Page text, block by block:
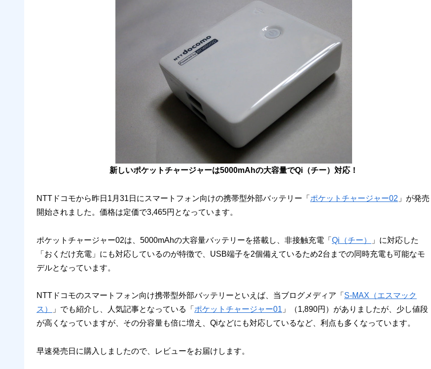
新しいポケットチャージャーは5000mAhの大容量でQi（チー）対応！
NTTドコモから昨日1月31日にスマートフォン向けの携帯型外部バッテリー「 ポケットチャージャー02 」が発売
開始されました。価格は定価で3,465円となっています。
ポケットチャージャー02は、5000mAhの大容量バッテリーを搭載し、非接触充電「 Qi（チー）
」に対応した
「おくだけ充電」にも対応しているのが特徴で、USB端子を2個備えているため2台までの同時充電も可能なモ
デルとなっています。
NTTドコモのスマートフォン向け携帯型外部バッテリーといえば、当ブログメディア「 S-MAX（エスマック
ス）
」でも紹介し、人気記事となっている「 ポケットチャージャー01 」（1,890円）がありましたが、少し値段
が高くなっていますが、その分容量も倍に増え、Qiなどにも対応しているなど、利点も多くなっています。
早速発売日に購入しましたので、レビューをお届けします。